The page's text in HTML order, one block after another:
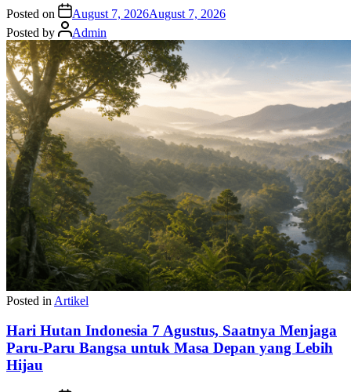
Posted on August 7, 2026August 7, 2026
Posted by
Admin
Posted in Artikel
Hari Hutan Indonesia 7 Agustus, Saatnya Menjaga
Paru-Paru Bangsa untuk Masa Depan yang Lebih
Hijau